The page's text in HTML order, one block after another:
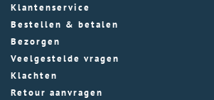
Klantenservice
Bestellen & betalen
Bezorgen
Veelgestelde vragen
Klachten
Retour aanvragen